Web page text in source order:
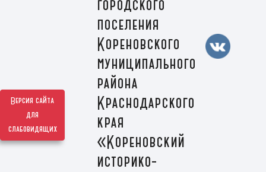
Версия сайта
для
слабовидящих
городского
поселения
Кореновского
муниципального
района
Краснодарского
края
«Кореновский
историко-